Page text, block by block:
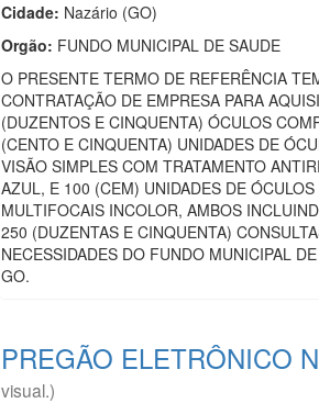
Cidade: Nazário (GO)
Orgão: FUNDO MUNICIPAL DE SAUDE
O PRESENTE TERMO DE REFERÊNCIA
CONTRATAÇÃO DE EMPRESA PARA
(DUZENTOS E CINQUENTA) ÓCULOS
(CENTO E CINQUENTA) UNIDADES DE
VISÃO SIMPLES COM TRATAMENTO
AZUL, E 100 (CEM) UNIDADES DE
MULTIFOCAIS INCOLOR, AMBOS
250 (DUZENTAS E CINQUENTA)
NECESSIDADES DO FUNDO MUNICIPAL
GO.
PREGÃO ELETRÔNICO
visual.)